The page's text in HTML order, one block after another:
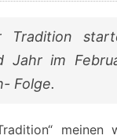
Tradition
Jahr im
Folge.
meinen